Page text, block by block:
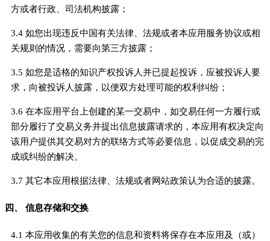
方或者行政、司法机构披露；
3.4 如您出现违反中国有关法律、法规或者本应用服务协议或相
关规则的情况，需要向第三方披露；
3.5 如您是适格的知识产权投诉人并已提起投诉，应被投诉人要
求，向被投诉人披露，以便双方处理可能的权利纠纷；
3.6 在本应用平台上创建的某一交易中，如交易任何一方履行或
部分履行了交易义务并提出信息披露请求的，本应用有权决定向
该用户提供其交易对方的联络方式等必要信息，以促成交易的完
成或纠纷的解决。
3.7 其它本应用根据法律、法规或者网站政策认为合适的披露。
四、 信息存储和交换
4.1 本应用收集的有关您的信息和资料将保存在本应用及（或）